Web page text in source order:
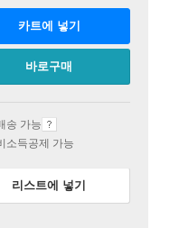
카트에 넣기
바로구매
송 가능
소득공제 가능
리스트에 넣기